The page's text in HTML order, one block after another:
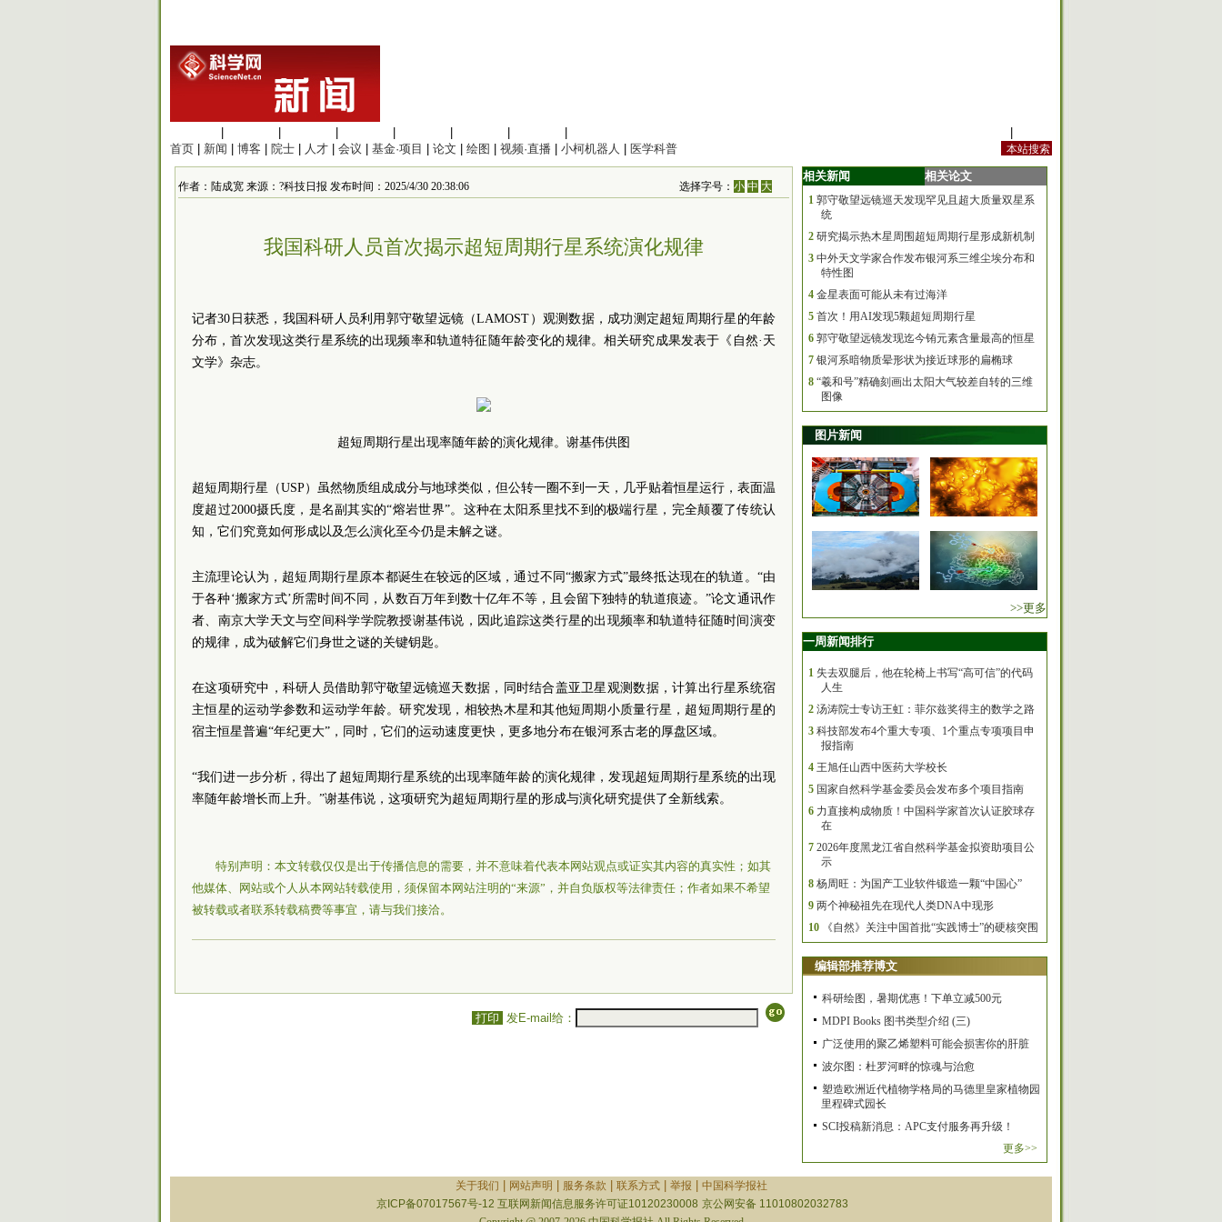
首页
新闻 博客 院士 人才 会议 基金·项目 论文 绘图 视频·直播 小柯机器人 医学科普
作者：陆成宽 来源：?科技日报 发布时间：2025/4/30 20:38:06 选择字号：小 中 大
我国科研人员首次揭示超短周期行星系统演化规律
记者30日获悉，我国科研人员利用郭守敬望远镜（LAMOST）观测数据，成功测定超短周期行星的年龄
分布，首次发现这类行星系统的出现频率和轨道特征随年龄变化的规律。相关研究成果发表于《自然·天
文学》杂志。
超短周期行星出现率随年龄的演化规律。谢基伟供图
超短周期行星（USP）虽然物质组成成分与地球类似，但公转一圈不到一天，几乎贴着恒星运行，表面温
度超过2000摄氏度，是名副其实的“熔岩世界”。这种在太阳系里找不到的极端行星，完全颠覆了传统认
知，它们究竟如何形成以及怎么演化至今仍是未解之谜。
主流理论认为，超短周期行星原本都诞生在较远的区域，通过不同“搬家方式”最终抵达现在的轨道。“由
于各种‘搬家方式’所需时间不同，从数百万年到数十亿年不等，且会留下独特的轨道痕迹。”论文通讯作
者、南京大学天文与空间科学学院教授谢基伟说，因此追踪这类行星的出现频率和轨道特征随时间演变
的规律，成为破解它们身世之谜的关键钥匙。
在这项研究中，科研人员借助郭守敬望远镜巡天数据，同时结合盖亚卫星观测数据，计算出行星系统宿
主恒星的运动学参数和运动学年龄。研究发现，相较热木星和其他短周期小质量行星，超短周期行星的
宿主恒星普遍“年纪更大”，同时，它们的运动速度更快，更多地分布在银河系古老的厚盘区域。
“我们进一步分析，得出了超短周期行星系统的出现率随年龄的演化规律，发现超短周期行星系统的出现
率随年龄增长而上升。”谢基伟说，这项研究为超短周期行星的形成与演化研究提供了全新线索。
特别声明：本文转载仅仅是出于传播信息的需要，并不意味着代表本网站观点或证实其内容的真实性；如其
他媒体、网站或个人从本网站转载使用，须保留本网站注明的“来源”，并自负版权等法律责任；作者如果不希望
被转载或者联系转载稿费等事宜，请与我们接洽。
打印 发E-mail给：
相关新闻 相关论文
1 郭守敬望远镜巡天发现罕见且超大质量双星系
统
2 研究揭示热木星周围超短周期行星形成新机制
3 中外天文学家合作发布银河系三维尘埃分布和
特性图
4 金星表面可能从未有过海洋
5 首次！用AI发现5颗超短周期行星
6 郭守敬望远镜发现迄今铕元素含量最高的恒星
7 银河系暗物质晕形状为接近球形的扁椭球
8 “羲和号”精确刻画出太阳大气较差自转的三维
图像
图片新闻
>>更多
一周新闻排行
1 失去双腿后，他在轮椅上书写“高可信”的代码
人生
2 汤涛院士专访王虹：菲尔兹奖得主的数学之路
3 科技部发布4个重大专项、1个重点专项项目申
报指南
4 王旭任山西中医药大学校长
5 国家自然科学基金委员会发布多个项目指南
6 力直接构成物质！中国科学家首次认证胶球存
在
7 2026年度黑龙江省自然科学基金拟资助项目公
示
8 杨周旺：为国产工业软件锻造一颗“中国心”
9 两个神秘祖先在现代人类DNA中现形
10
《自然》关注中国首批“实践博士”的硬核突围
编辑部推荐博文
科研绘图，暑期优惠！下单立减500元
MDPI Books 图书类型介绍 (三)
广泛使用的聚乙烯塑料可能会损害你的肝脏
波尔图：杜罗河畔的惊魂与治愈
塑造欧洲近代植物学格局的马德里皇家植物园
里程碑式园长
SCI投稿新消息：APC支付服务再升级！
更多>>
关于我们 网站声明 服务条款 联系方式| 举报
中国科学报社
京ICP备07017567号-12 互联网新闻信息服务许可证10120230008 京公网安备 11010802032783